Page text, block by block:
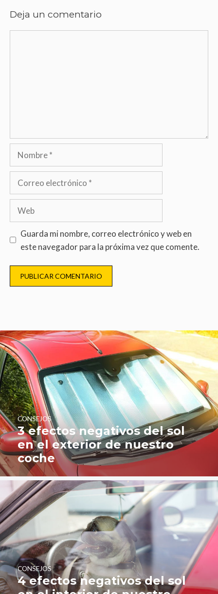
Deja un comentario
Guarda mi nombre, correo electrónico y web en
este navegador para la próxima vez que comente.
3 efectos negativos del sol
en el exterior de nuestro
coche
CONSEJOS
4 efectos negativos del sol
CONSEJOS